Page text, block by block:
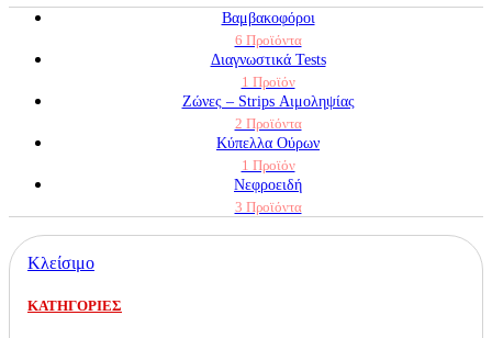
Βαμβακοφόροι
6 Προϊόντα
Διαγνωστικά Tests
1 Προϊόν
Ζώνες – Strips Αιμοληψίας
2 Προϊόντα
Κύπελλα Ούρων
1 Προϊόν
Νεφροειδή
3 Προϊόντα
Κλείσιμο
ΚΑΤΗΓΟΡΙΕΣ